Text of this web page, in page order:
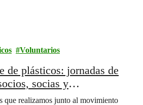
Voluntarios
de plásticos: jornadas de
socias y
que realizamos junto al movimiento